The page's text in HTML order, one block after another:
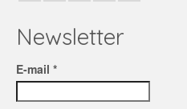
Newsletter
E-mail *